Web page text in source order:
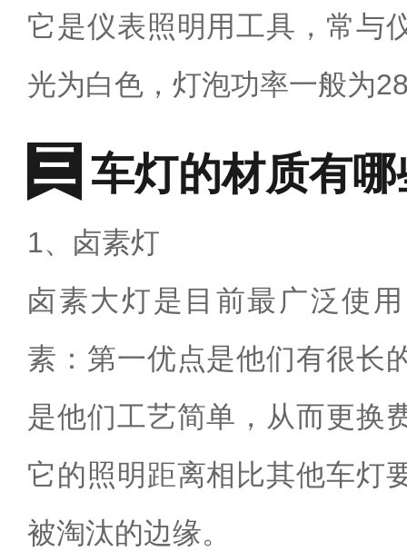
它是仪表照明用工具，常与
光为白色，灯泡功率一般为
车灯的材质有哪
1、卤素灯
卤素大灯是目前最广泛使
素：第一优点是他们有很长
是他们工艺简单，从而更换
它的照明距离相比其他车灯
被淘汰的边缘。